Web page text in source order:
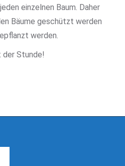
einzelnen Baum. Daher
Bäume geschützt werden
werden.
der Stunde!